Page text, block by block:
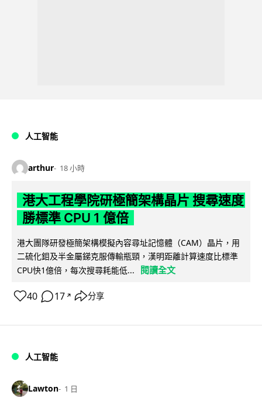
人工智能
arthur 18 小時
港大工程學院研極簡架構晶片 搜尋速度
勝標準 CPU 1 億倍
港大團隊研發極簡架構模擬內容尋址記憶體（CAM）晶片，用
二硫化鉬及半金屬銻克服傳輸瓶頸，漢明距離計算速度比標準
CPU快1億倍，每次搜尋耗能低...
閱讀全文
40 17 ↗ 分享
人工智能
Lawton 1 日